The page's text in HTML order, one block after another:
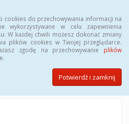
cookies do przechowywania informacji na
wykorzystywane w celu zapewnienia
W każdej chwili możesz dokonać zmiany
plików cookies w Twojej przeglądarce.
zgodę na przechowywanie plików
Potwierdź i zamknij
PUBLICZNEJ
Miasta Opola